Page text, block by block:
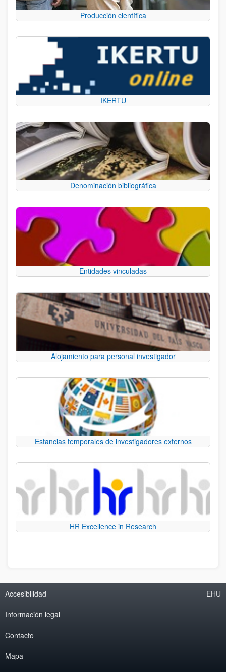
Producción científica
IKERTU
Denominación bibliográfica
Entidades vinculadas
Alojamiento para personal investigador
Estancias temporales de investigadores externos
HR Excellence in Research
Accesibilidad
Información legal
Contacto
Mapa
EHU